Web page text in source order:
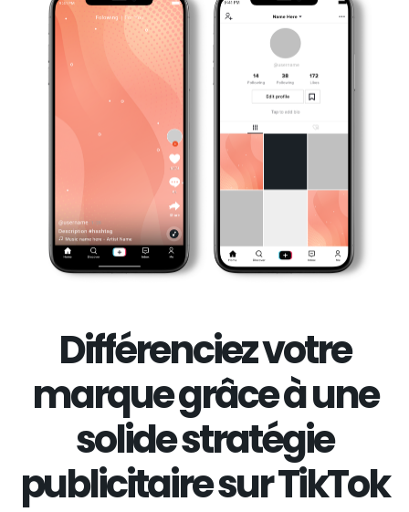
Différenciez votre
marque grâce à une
solide stratégie
publicitaire sur TikTok